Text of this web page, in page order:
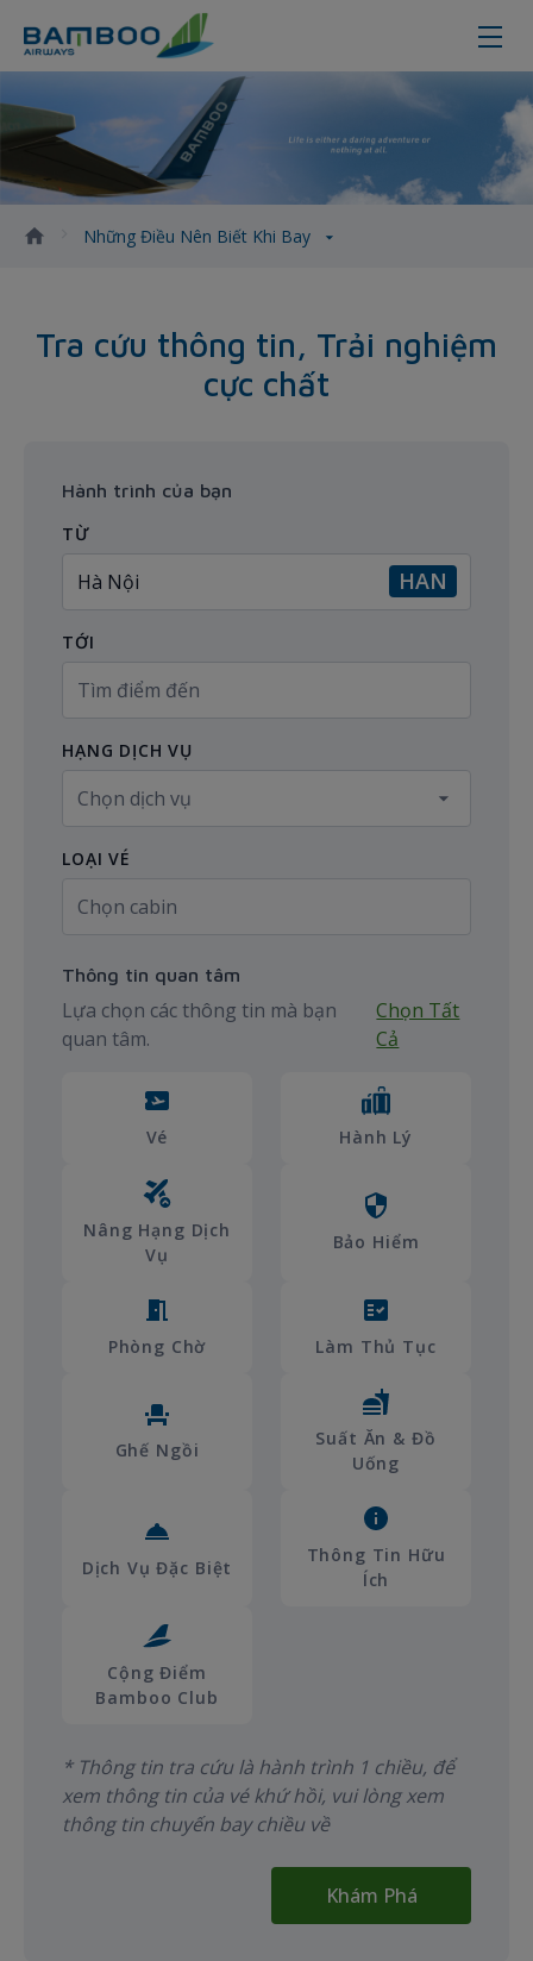
Những điều nên biết khi bay
Những Điều Nên Biết Khi Bay
Tra cứu thông tin, Trải nghiệm
cực chất
Hành trình của bạn
TỪ
HAN
TỚI
HẠNG DỊCH VỤ
LOẠI VÉ
Thông tin quan tâm
Lựa chọn các thông tin mà bạn
quan tâm.
Chọn Tất
Cả
Vé Hành Lý
Nâng Hạng Dịch
Vụ
Bảo Hiểm
Phòng Chờ Làm Thủ Tục
Ghế Ngồi
Suất Ăn & Đồ
Uống
Dịch Vụ Đặc Biệt
Thông Tin Hữu
Ích
Cộng Điểm
Bamboo Club
* Thông tin tra cứu là hành trình 1 chiều, để
xem thông tin của vé khứ hồi, vui lòng xem
thông tin chuyến bay chiều về
Khám Phá